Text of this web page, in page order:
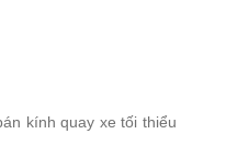
kính quay xe tối thiểu